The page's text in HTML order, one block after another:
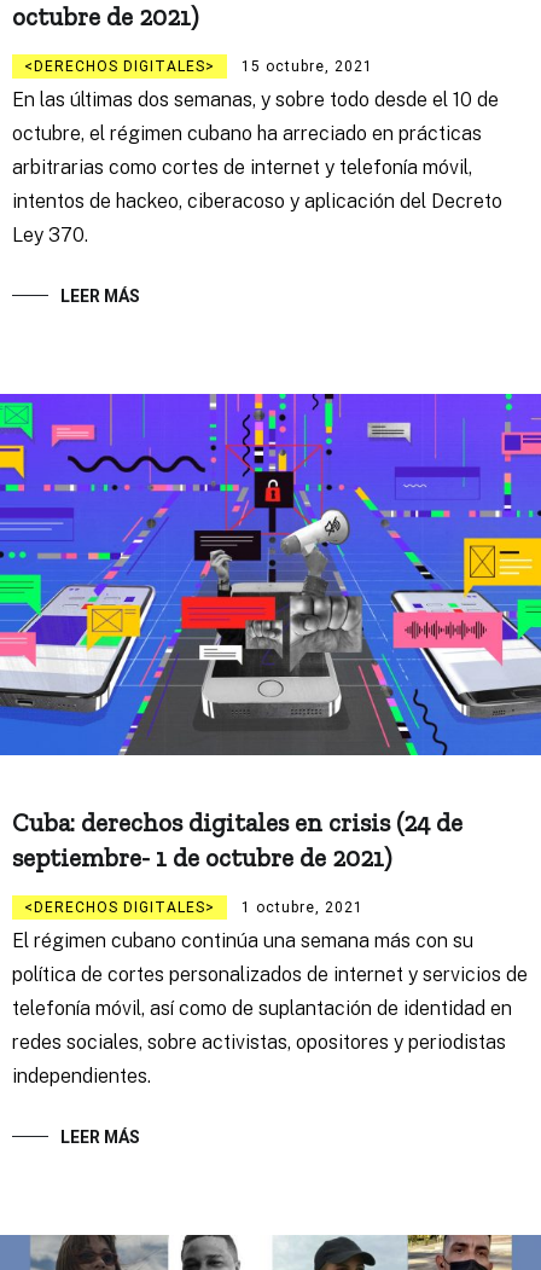
octubre de 2021)
DERECHOS DIGITALES 15 octubre, 2021
En las últimas dos semanas, y sobre todo desde el 10 de
octubre, el régimen cubano ha arreciado en prácticas
arbitrarias como cortes de internet y telefonía móvil,
intentos de hackeo, ciberacoso y aplicación del Decreto
Ley 370.
LEER MÁS
Cuba: derechos digitales en crisis (24 de
septiembre- 1 de octubre de 2021)
DERECHOS DIGITALES 1 octubre, 2021
El régimen cubano continúa una semana más con su
política de cortes personalizados de internet y servicios de
telefonía móvil, así como de suplantación de identidad en
redes sociales, sobre activistas, opositores y periodistas
independientes.
LEER MÁS